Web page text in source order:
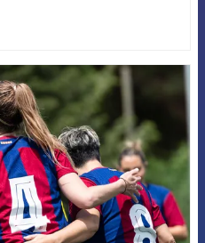
FCB Barcelona badge